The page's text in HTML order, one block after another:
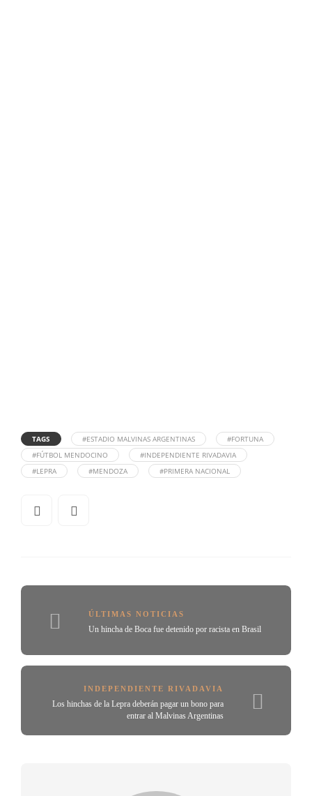
TAGS #ESTADIO MALVINAS ARGENTINAS
#FORTUNA
#FÚTBOL MENDOCINO
#INDEPENDIENTE RIVADAVIA
#LEPRA
#MENDOZA #PRIMERA NACIONAL
ÚLTIMAS NOTICIAS
Un hincha de Boca fue detenido por racista en Brasil
INDEPENDIENTE RIVADAVIA
Los hinchas de la Lepra deberán pagar un bono para
entrar al Malvinas Argentinas